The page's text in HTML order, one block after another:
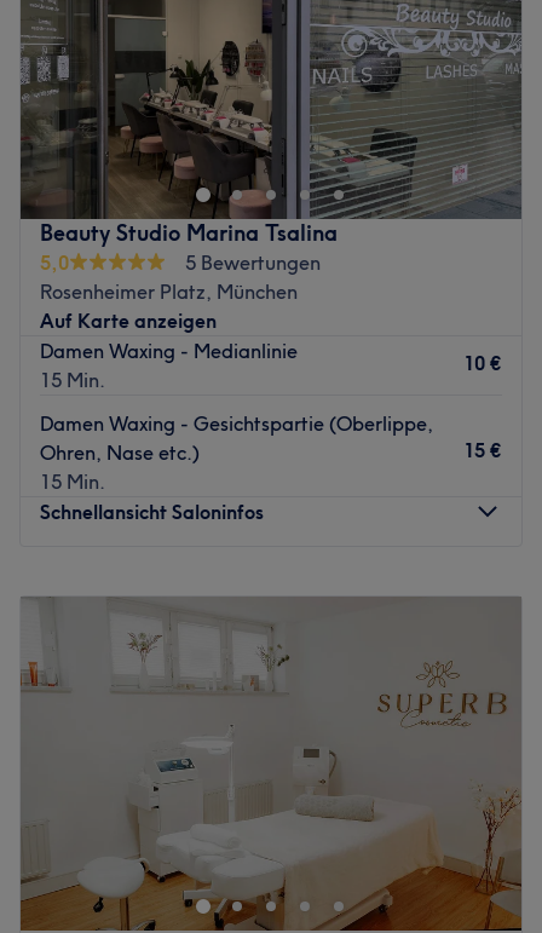
Beauty Studio Marina Tsalina
5,0
5 Bewertungen
Rosenheimer Platz, München
Auf Karte anzeigen
Damen Waxing - Medianlinie
15 Min.
10 €
Damen Waxing - Gesichtspartie (Oberlippe,
Ohren, Nase etc.)
15 Min.
15 €
Schnellansicht Saloninfos
Mittwoch
Donnerstag
20:00
09:00 –20:00
09:00–20:00
Inmitten von München erwartet euch das Beauty Studio
Marina Tsalina mit einer entspannten, herzlichen
Atmosphäre. Hier könnt ihr euch eine Auszeit gönnen und
euch verwöhnen lassen.